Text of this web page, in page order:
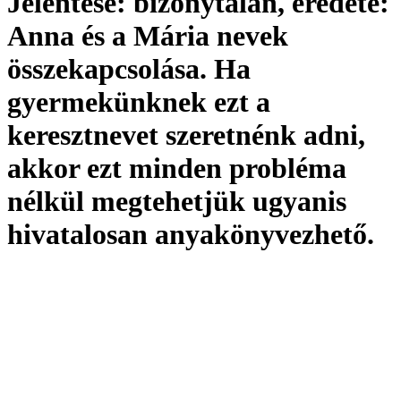
Anna és a Mária nevek
összekapcsolása. Ha
gyermekünknek ezt a
keresztnevet szeretnénk adni,
akkor ezt minden probléma
nélkül megtehetjük ugyanis
hivatalosan anyakönyvezhető.